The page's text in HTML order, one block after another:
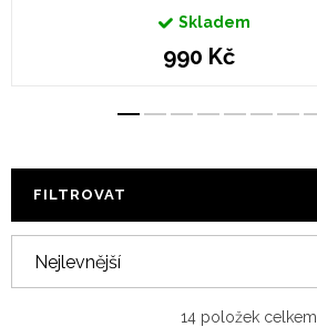
Skladem
990 Kč
FILTROVAT
a
Nejlevnější
14položek celkem